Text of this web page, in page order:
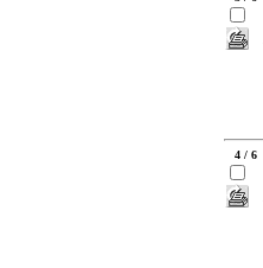
4 / 6